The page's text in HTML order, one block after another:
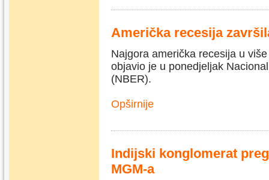
Američka recesija
Najgora američka recesija u
objavio je u ponedjeljak
(NBER).
Opširnije
Indijski konglomerat
MGM-a